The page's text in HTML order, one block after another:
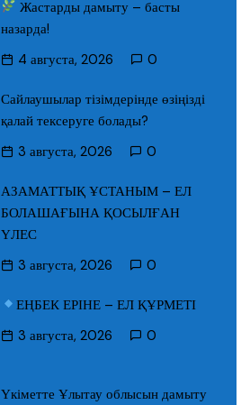
Жастарды дамыту – басты
назарда!
4 августа, 2026
0
Сайлаушылар тізімдерінде өзіңізді
қалай тексеруге болады?
3 августа, 2026
0
АЗАМАТТЫҚ ҰСТАНЫМ – ЕЛ
БОЛАШАҒЫНА ҚОСЫЛҒАН
ҮЛЕС
3 августа, 2026
0
ЕҢБЕК ЕРІНЕ – ЕЛ ҚҰРМЕТІ
3 августа, 2026
0
Үкіметте Ұлытау облысын дамыту